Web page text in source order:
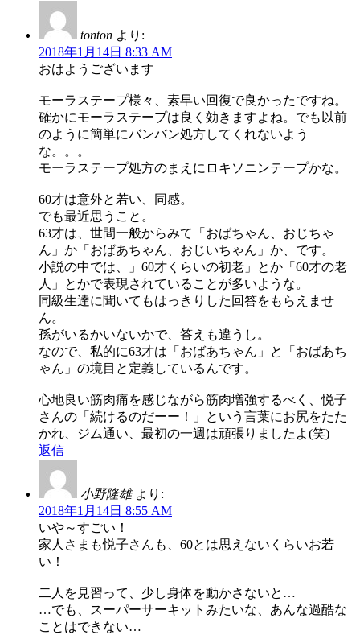
tonton より:
2018年1月14日 8:33 AM
おはようございます
モーラステープ様々、素早い回復で良かったですね。
確かにモーラステープは良く効きますよね。でも以前
のように簡単にバンバン処方してくれないよう
な。。。
モーラステープ処方のまえにロキソニンテープかな。
60才は意外と若い、同感。
でも最近思うこと。
63才は、世間一般からみて「おばちゃん、おじちゃ
ん」か「おばあちゃん、おじいちゃん」か、です。
小説の中では、」60才くらいの初老」とか「60才の老
人」とかで表現されていることが多いような。
同級生達に聞いてもはっきりした回答をもらえませ
ん。
孫がいるかいないかで、答えも違うし。
なので、私的に63才は「おばあちゃん」と「おばあち
ゃん」の境目と定義しているんです。
心地良い筋肉痛を感じながら筋肉増強するべく、悦子
さんの「続けるのだーー！」という言葉にお尻をたた
かれ、ジム通い、最初の一週は頑張りましたよ(笑)
返信
小野隆雄 より:
2018年1月14日 8:55 AM
いや～すごい！
家人さまも悦子さんも、60とは思えないくらいお若
い！
二人を見習って、少し身体を動かさないと…
…でも、スーパーサーキットみたいな、あんな過酷な
ことはできない…